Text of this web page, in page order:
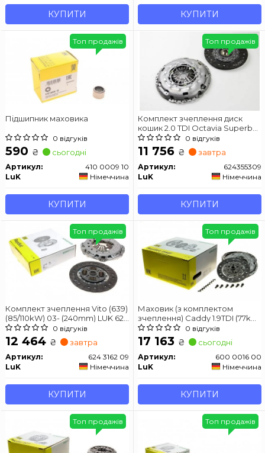
КУПИТИ КУПИТИ
Підшипник маховика
0 відгуків
590 ₴ сьогодні
Артикул:
410 0009 10
LuK
Німеччина
КУПИТИ
Топ продажів
Комплект зчеплення диск
кошик 2.0 TDI Octavia Superb
CC Golf Passat Caddy Tiguan
Touran 2003-2019
0 відгуків
11 756 ₴ завтра
Артикул:
624355309
LuK
Німеччина
КУПИТИ
Топ продажів
Комплект зчеплення Vito (639)
(85/110kW) 03- (240mm) LUK 624
3162 09
0 відгуків
12 464 ₴ завтра
Артикул:
624 3162 09
LuK
Німеччина
КУПИТИ
Топ продажів
Маховик (з комплектом
зчеплення) Caddy 1.9TDI (77kw)
03- LUK 600 0016 00
0 відгуків
17 163 ₴ сьогодні
Артикул:
600 0016 00
LuK
Німеччина
КУПИТИ
Топ продажів
Топ продажів Топ продажів